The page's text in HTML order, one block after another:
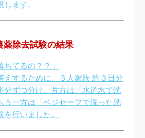
ます。
薬除去試験の結果
ちてるの？？」
えするために、３人家族 約３日分
分ずつ分け、片方は「水道水で洗
う一方は「ベジセーフで洗った洗
行いました。